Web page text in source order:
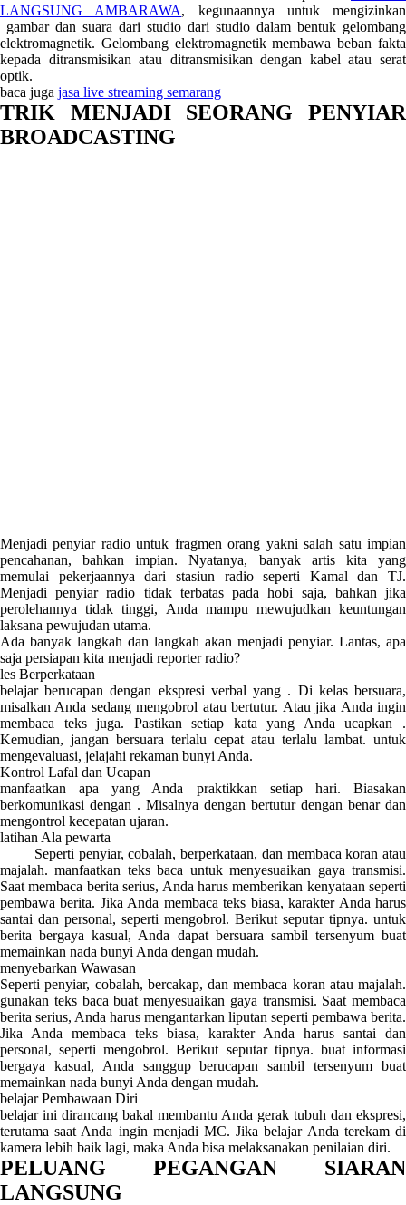
LANGSUNG AMBARAWA, kegunaannya untuk mengizinkan
gambar dan suara dari studio dari studio dalam bentuk gelombang
elektromagnetik. Gelombang elektromagnetik membawa beban fakta
kepada ditransmisikan atau ditransmisikan dengan kabel atau serat
optik.
baca juga jasa live streaming semarang
TRIK MENJADI SEORANG PENYIAR
BROADCASTING
Menjadi penyiar radio untuk fragmen orang yakni salah satu impian
pencahanan, bahkan impian. Nyatanya, banyak artis kita yang
memulai pekerjaannya dari stasiun radio seperti Kamal dan TJ.
Menjadi penyiar radio tidak terbatas pada hobi saja, bahkan jika
perolehannya tidak tinggi, Anda mampu mewujudkan keuntungan
laksana pewujudan utama.
Ada banyak langkah dan langkah akan menjadi penyiar. Lantas, apa
saja persiapan kita menjadi reporter radio?
les Berperkataan
belajar berucapan dengan ekspresi verbal yang . Di kelas bersuara,
misalkan Anda sedang mengobrol atau bertutur. Atau jika Anda ingin
membaca teks juga. Pastikan setiap kata yang Anda ucapkan .
Kemudian, jangan bersuara terlalu cepat atau terlalu lambat. untuk
mengevaluasi, jelajahi rekaman bunyi Anda.
Kontrol Lafal dan Ucapan
manfaatkan apa yang Anda praktikkan setiap hari. Biasakan
berkomunikasi dengan . Misalnya dengan bertutur dengan benar dan
mengontrol kecepatan ujaran.
latihan Ala pewarta
Seperti penyiar, cobalah, berperkataan, dan membaca koran atau
majalah. manfaatkan teks baca untuk menyesuaikan gaya transmisi.
Saat membaca berita serius, Anda harus memberikan kenyataan seperti
pembawa berita. Jika Anda membaca teks biasa, karakter Anda harus
santai dan personal, seperti mengobrol. Berikut seputar tipnya. untuk
berita bergaya kasual, Anda dapat bersuara sambil tersenyum buat
memainkan nada bunyi Anda dengan mudah.
menyebarkan Wawasan
Seperti penyiar, cobalah, bercakap, dan membaca koran atau majalah.
gunakan teks baca buat menyesuaikan gaya transmisi. Saat membaca
berita serius, Anda harus mengantarkan liputan seperti pembawa berita.
Jika Anda membaca teks biasa, karakter Anda harus santai dan
personal, seperti mengobrol. Berikut seputar tipnya. buat informasi
bergaya kasual, Anda sanggup berucapan sambil tersenyum buat
memainkan nada bunyi Anda dengan mudah.
belajar Pembawaan Diri
belajar ini dirancang bakal membantu Anda gerak tubuh dan ekspresi,
terutama saat Anda ingin menjadi MC. Jika belajar Anda terekam di
kamera lebih baik lagi, maka Anda bisa melaksanakan penilaian diri.
PELUANG PEGANGAN SIARAN
LANGSUNG